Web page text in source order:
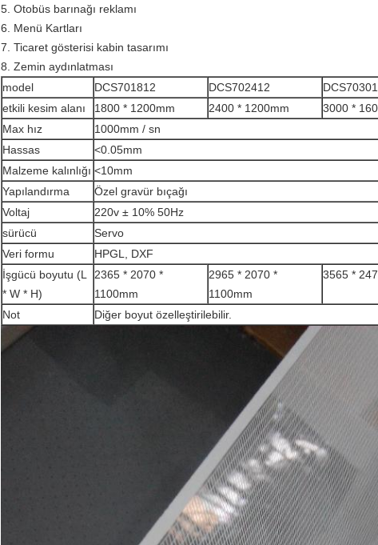
5. Otobüs barınağı reklamı
6. Menü Kartları
7. Ticaret gösterisi kabin tasarımı
8. Zemin aydınlatması
model
DCS701812 DCS702412
etkili kesim alanı
1800 * 1200mm 2400 * 1200mm
3000 *
Max hız
1000mm / sn
Hassas
<0.05mm
Malzeme kalınlığı <10mm
Yapılandırma
Özel gravür bıçağı
Voltaj
220v ± 10% 50Hz
sürücü
Servo
Veri formu
HPGL, DXF
İşgücü boyutu (L
* W * H)
2365 * 2070 *
1100mm
2965 * 2070 *
1100mm
3565 *
Not Diğer boyut özelleştirilebilir.